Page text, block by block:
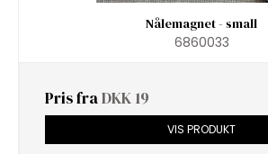
Nålemagnet - small
6860033
Pris fraDKK 19
VIS PRODUKT